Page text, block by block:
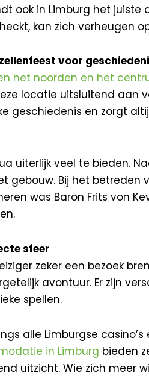
ook in Limburg het juiste
kan zich verheugen
voor
het noorden en het
locatie uitsluitend aan
geschiedenis en zorgt
uiterlijk veel te bieden.
gebouw. Bij het
was Baron Frits von
sfeer
zeker een bezoek
avontuur. Er zijn
spellen.
alle Limburgse
in Limburg bieden
uitzicht. Wie zich meer